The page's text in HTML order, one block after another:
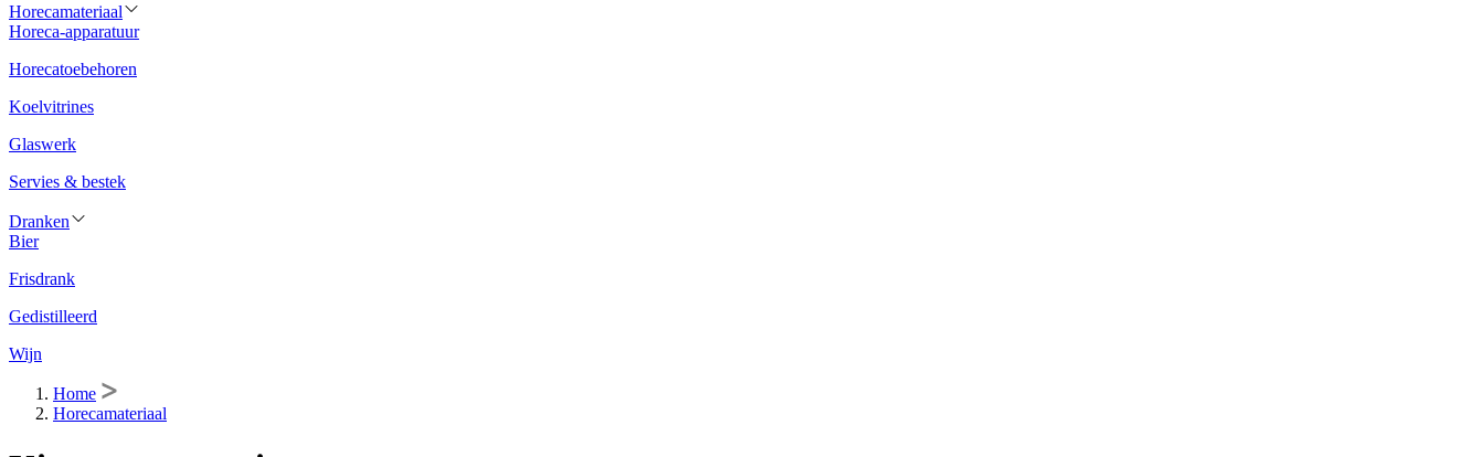
Horecamateriaal
Horeca-apparatuur
Horecatoebehoren
Koelvitrines
Glaswerk
Servies & bestek
Dranken
Bier
Frisdrank
Gedistilleerd
Wijn
Home
Horecamateriaal